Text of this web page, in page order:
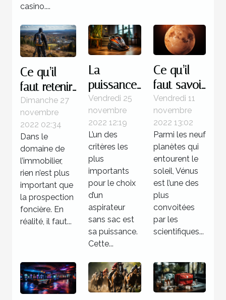
casino....
Ce qu’il
faut retenir
à propos
des
logiciels de
prospection
foncière
Dimanche 27
novembre
2022 02:34
Dans le
domaine de
l’immobilier,
rien n’est plus
important que
la prospection
foncière. En
réalité, il faut...
La
puissance
d’un
aspirateur
sans sac
Vendredi 25
novembre
2022 12:19
L’un des
critères les
plus
importants
pour le choix
d’un
aspirateur
sans sac est
sa puissance.
Cette...
Ce qu’il
faut savoir
de la
planète
Vénus
Vendredi 11
novembre
2022 13:02
Parmi les neuf
planètes qui
entourent le
soleil, Vénus
est l’une des
plus
convoitées
par les
scientifiques...